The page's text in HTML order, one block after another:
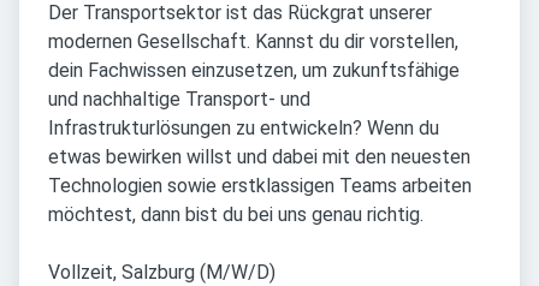
Der Transportsektor ist das Rückgrat unserer
modernen Gesellschaft. Kannst du dir vorstellen,
dein Fachwissen einzusetzen, um zukunftsfähige
und nachhaltige Transport- und
Infrastrukturlösungen zu entwickeln? Wenn du
etwas bewirken willst und dabei mit den neuesten
Technologien sowie erstklassigen Teams arbeiten
möchtest, dann bist du bei uns genau richtig.
Vollzeit, Salzburg (M/W/D)